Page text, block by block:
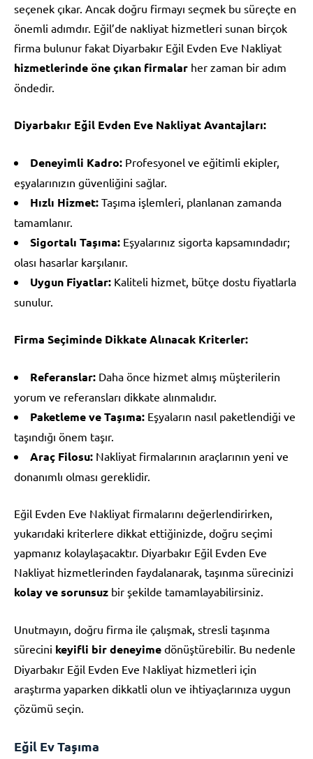
seçenek çıkar. Ancak doğru firmayı seçmek bu süreçte en
önemli adımdır. Eğil’de nakliyat hizmetleri sunan birçok
firma bulunur fakat Diyarbakır Eğil Evden Eve Nakliyat
hizmetlerinde öne çıkan firmalar her zaman bir adım
öndedir.
Diyarbakır Eğil Evden Eve Nakliyat Avantajları:
Deneyimli Kadro: Profesyonel ve eğitimli ekipler,
eşyalarınızın güvenliğini sağlar.
Hızlı Hizmet: Taşıma işlemleri, planlanan zamanda
tamamlanır.
Sigortalı Taşıma: Eşyalarınız sigorta kapsamındadır;
olası hasarlar karşılanır.
Uygun Fiyatlar: Kaliteli hizmet, bütçe dostu fiyatlarla
sunulur.
Firma Seçiminde Dikkate Alınacak Kriterler:
Referanslar: Daha önce hizmet almış müşterilerin
yorum ve referansları dikkate alınmalıdır.
Paketleme ve Taşıma: Eşyaların nasıl paketlendiği ve
taşındığı önem taşır.
Araç Filosu: Nakliyat firmalarının araçlarının yeni ve
donanımlı olması gereklidir.
Eğil Evden Eve Nakliyat firmalarını değerlendirirken,
yukarıdaki kriterlere dikkat ettiğinizde, doğru seçimi
yapmanız kolaylaşacaktır. Diyarbakır Eğil Evden Eve
Nakliyat hizmetlerinden faydalanarak, taşınma sürecinizi
kolay ve sorunsuz bir şekilde tamamlayabilirsiniz.
Unutmayın, doğru firma ile çalışmak, stresli taşınma
sürecini keyifli bir deneyime dönüştürebilir. Bu nedenle
Diyarbakır Eğil Evden Eve Nakliyat hizmetleri için
araştırma yaparken dikkatli olun ve ihtiyaçlarınıza uygun
çözümü seçin.
Eğil Ev Taşıma